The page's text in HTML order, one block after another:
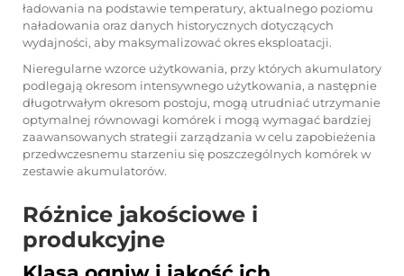
ładowania na podstawie temperatury, aktualnego poziomu
naładowania oraz danych historycznych dotyczących
wydajności, aby maksymalizować okres eksploatacji.
Nieregularne wzorce użytkowania, przy których akumulatory
podlegają okresom intensywnego użytkowania, a następnie
długotrwałym okresom postoju, mogą utrudniać utrzymanie
optymalnej równowagi komórek i mogą wymagać bardziej
zaawansowanych strategii zarządzania w celu zapobieżenia
przedwczesnemu starzeniu się poszczególnych komórek w
zestawie akumulatorów.
Różnice jakościowe i
produkcyjne